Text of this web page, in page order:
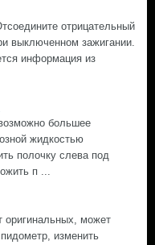
отрицательный
выключенном зажигании.
информация из
большее
жидкостью
полочку слева под
п ...
оригинальных, может
изменить